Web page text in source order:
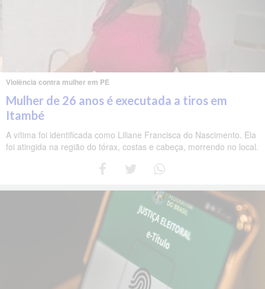
Violência contra mulher em PE
Mulher de 26 anos é executada a tiros em
Itambé
A vítima foi identificada como Liliane Francisca do Nascimento. Ela
foi atingida na região do tórax, costas e cabeça, morrendo no local.